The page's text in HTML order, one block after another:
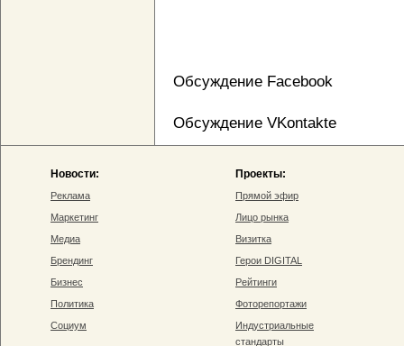
Обсуждение Facebook
Обсуждение VKontakte
Новости:
Реклама
Маркетинг
Медиа
Брендинг
Бизнес
Политика
Социум
Проекты:
Прямой эфир
Лицо рынка
Визитка
Герои DIGITAL
Рейтинги
Фоторепортажи
Индустриальные
стандарты